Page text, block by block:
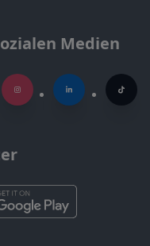
Medien